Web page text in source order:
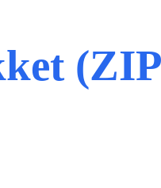
(ZIP